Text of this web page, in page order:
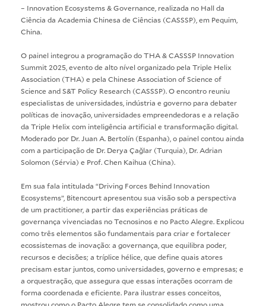
– Innovation Ecosystems & Governance, realizada no Hall da
Ciência da Academia Chinesa de Ciências (CASSSP), em Pequim,
China.
O painel integrou a programação do THA & CASSSP Innovation
Summit 2025, evento de alto nível organizado pela Triple Helix
Association (THA) e pela Chinese Association of Science of
Science and S&T Policy Research (CASSSP). O encontro reuniu
especialistas de universidades, indústria e governo para debater
políticas de inovação, universidades empreendedoras e a relação
da Triple Helix com inteligência artificial e transformação digital.
Moderado por Dr. Juan A. Bertolín (Espanha), o painel contou ainda
com a participação de Dr. Derya Çağlar (Turquia), Dr. Adrian
Solomon (Sérvia) e Prof. Chen Kaihua (China).
Em sua fala intitulada “Driving Forces Behind Innovation
Ecosystems”, Bitencourt apresentou sua visão sob a perspectiva
de um practitioner, a partir das experiências práticas de
governança vivenciadas no Tecnosinos e no Pacto Alegre. Explicou
como três elementos são fundamentais para criar e fortalecer
ecossistemas de inovação: a governança, que equilibra poder,
recursos e decisões; a tríplice hélice, que define quais atores
precisam estar juntos, como universidades, governo e empresas; e
a orquestração, que assegura que essas interações ocorram de
forma coordenada e eficiente. Para ilustrar esses conceitos,
mostrou como o Pacto Alegre tem se consolidado como uma